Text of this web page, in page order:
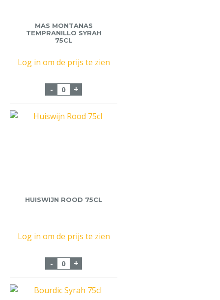
MAS MONTANAS
TEMPRANILLO SYRAH
75CL
Log in om de prijs te zien
- Mas Montanas Tempranillo Syrah 75cl
+
HUISWIJN ROOD 75CL
Log in om de prijs te zien
- Huiswijn Rood 75cl aantal
+